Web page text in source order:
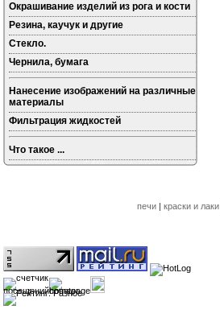
Окрашивание изделий из рога и кости
Резина, каучук и другие
Стекло.
Чернила, бумага
Нанесение изображений на различные
материалы
Фильтрация жидкостей
Что такое ...
печи | краски и лаки